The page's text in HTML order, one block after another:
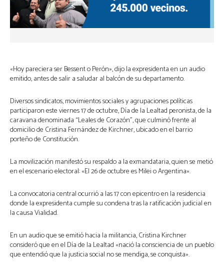
«Hoy pareciera ser Bessent o Perón», dijo la expresidenta en un audio
emitido, antes de salir a saludar al balcón de su departamento.
Diversos sindicatos, movimientos sociales y agrupaciones políticas
participaron este viernes 17 de octubre, Día de la Lealtad peronista, de la
caravana denominada “Leales de Corazón”, que culminó frente al
domicilio de Cristina Fernández de Kirchner, ubicado en el barrio
porteño de Constitución.
La movilización manifestó su respaldo a la exmandataria, quien se metió
en el escenario electoral: «El 26 de octubre es Milei o Argentina».
La convocatoria central ocurrió a las 17 con epicentro en la residencia
donde la expresidenta cumple su condena tras la ratificación judicial en
la causa Vialidad.
En un audio que se emitió hacia la militancia, Cristina Kirchner
consideró que en el Día de la Lealtad «nació la consciencia de un pueblo
que entendió que la justicia social no se mendiga, se conquista».